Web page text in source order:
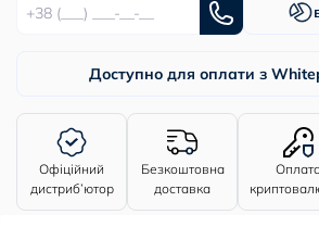
Доступно для оплати з
Офіційний
дистриб’ютор
Безкоштовна
доставка